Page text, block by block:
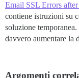
Email SSL Errors
contiene istruzioni su
soluzione
davvero aumentare la
Argomenti